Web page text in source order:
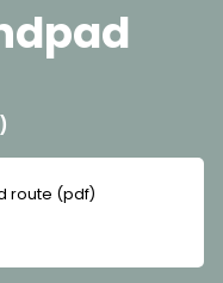
route (pdf)